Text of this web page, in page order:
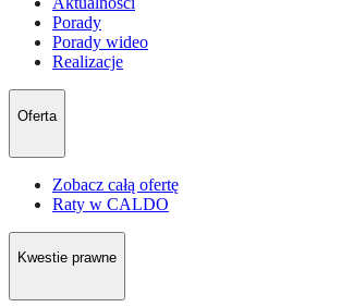
Porady
Porady wideo
Realizacje
Oferta
Zobacz całą ofertę
Raty w CALDO
Kwestie prawne